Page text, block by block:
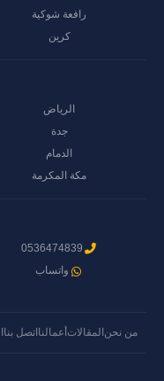
رافعة شوكية
كرين
الرياض
جدة
الدمام
مكة المكرمة
0536474839
واتساب
من نحنالمقالات أعمالنااتصل بنا